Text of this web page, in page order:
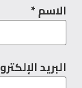
الاسم*
البريد